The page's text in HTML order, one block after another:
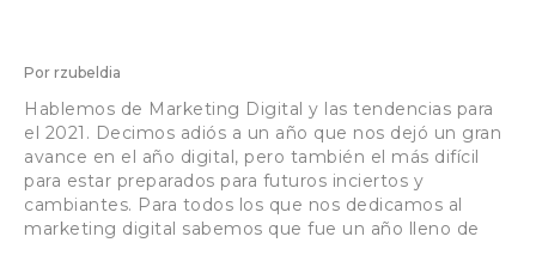
Por rzubeldia
Hablemos de Marketing Digital y las tendencias para
el 2021. Decimos adiós a un año que nos dejó un gran
avance en el año digital, pero también el más difícil
para estar preparados para futuros inciertos y
cambiantes. Para todos los que nos dedicamos al
marketing digital sabemos que fue un año lleno de